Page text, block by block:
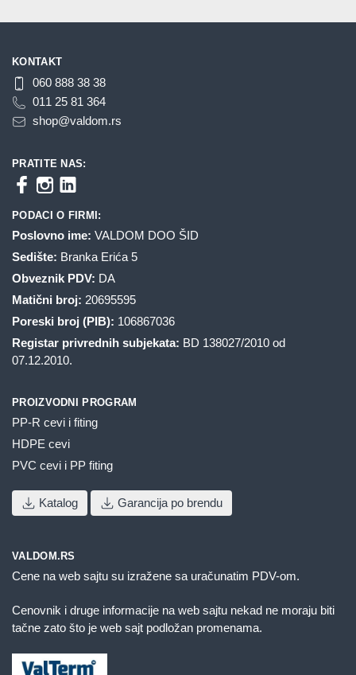
KONTAKT
060 888 38 38
011 25 81 364
shop@valdom.rs
PRATITE NAS:
PODACI O FIRMI:
Poslovno ime: VALDOM DOO ŠID
Sedište: Branka Erića 5
Obveznik PDV: DA
Matični broj: 20695595
Poreski broj (PIB): 106867036
Registar privrednih subjekata: BD 138027/2010 od
07.12.2010.
PROIZVODNI PROGRAM
PP-R cevi i fiting
HDPE cevi
PVC cevi i PP fiting
Katalog Garancija po brendu
VALDOM.RS
Cene na web sajtu su izražene sa uračunatim PDV-om.
Cenovnik i druge informacije na web sajtu nekad ne moraju biti
tačne zato što je web sajt podložan promenama.